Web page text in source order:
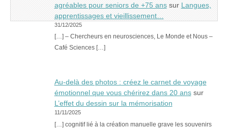
agréables pour seniors de +75 anssur Langues,
apprentissages et vieillissement…
31/12/2025
[…] – Chercheurs en neurosciences, Le Monde et Nous –
Café Sciences […]
Au-delà des photos : créez le carnet de voyage
émotionnel que vous chérirez dans 20 anssur
L’effet du dessin sur la mémorisation
11/11/2025
[…] cognitif lié à la création manuelle grave les souvenirs